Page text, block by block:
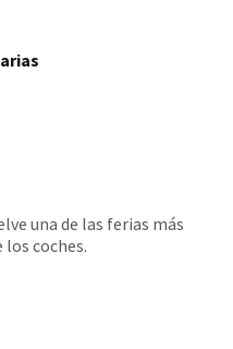
una de las ferias más
coches.